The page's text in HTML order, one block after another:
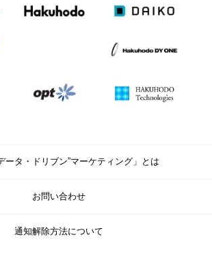
ータ・ドリブン”マーケティング」とは
お問い合わせ
通知解除方法について